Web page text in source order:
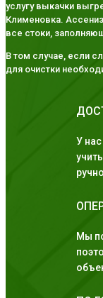
услугу выкачки
Клименовка.
все стоки,
В том случае, если
для очистки
У
Мы